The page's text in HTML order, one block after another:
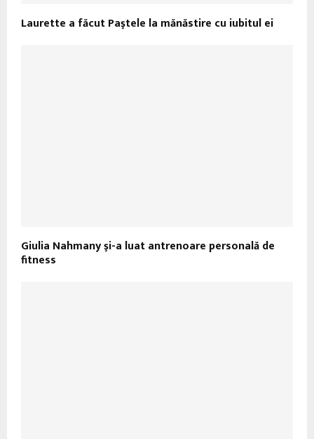
Laurette a făcut Paştele la mănăstire cu iubitul ei
Giulia Nahmany şi-a luat antrenoare personală de
fitness